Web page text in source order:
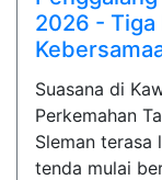
2026 - Tiga
Suasana di
Perkemahan
Sleman terasa
tenda mulai